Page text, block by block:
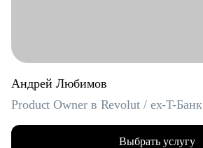
Андрей Любимов
Product Owner в Revolut / ex-T-Банк
Выбрать услугу